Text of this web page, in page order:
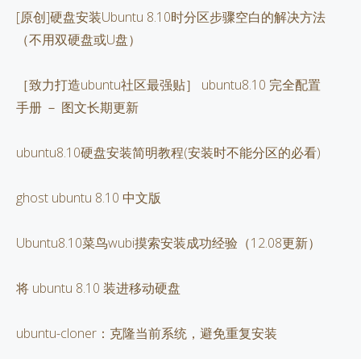
[原创]硬盘安装Ubuntu 8.10时分区步骤空白的解决方法
（不用双硬盘或U盘）
［致力打造ubuntu社区最强贴］ ubuntu8.10 完全配置
手册 － 图文长期更新
ubuntu8.10硬盘安装简明教程(安装时不能分区的必看)
ghost ubuntu 8.10 中文版
Ubuntu8.10菜鸟wubi摸索安装成功经验（12.08更新）
将 ubuntu 8.10 装进移动硬盘
ubuntu-cloner：克隆当前系统，避免重复安装